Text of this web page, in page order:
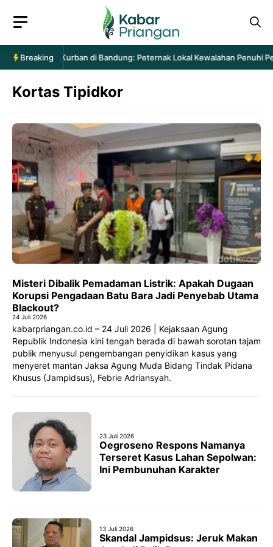
Breaking
Hewan Kurban di Bandung: Peternak Lokal Kewalahan Penuhi
Kortas Tipidkor
Misteri Dibalik Pemadaman Listrik: Apakah Dugaan
Korupsi Pengadaan Batu Bara Jadi Penyebab Utama
Blackout?
24 Juli 2026
kabarpriangan.co.id – 24 Juli 2026 | Kejaksaan Agung
Republik Indonesia kini tengah berada di bawah sorotan tajam
publik menyusul pengembangan penyidikan kasus yang
menyeret mantan Jaksa Agung Muda Bidang Tindak Pidana
Khusus (Jampidsus), Febrie Adriansyah.
23 Juli 2026
Oegroseno Respons Namanya
Terseret Kasus Lahan Sepolwan:
Ini Pembunuhan Karakter
13 Juli 2026
Skandal Jampidsus: Jeruk Makan